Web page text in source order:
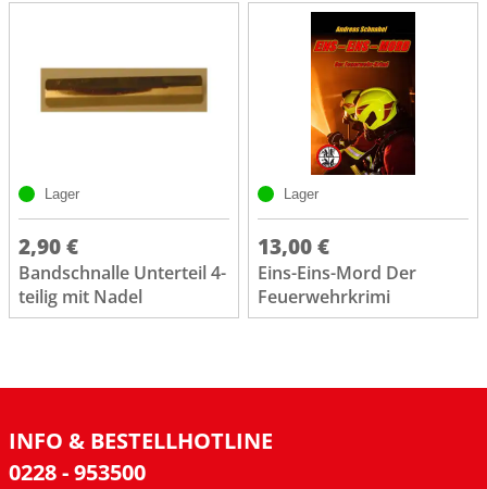
Lager
2,90 €
Bandschnalle Unterteil 4-
teilig mit Nadel
Lager
13,00 €
Eins-Eins-Mord Der
Feuerwehrkrimi
INFO & BESTELLHOTLINE
0228 - 953500